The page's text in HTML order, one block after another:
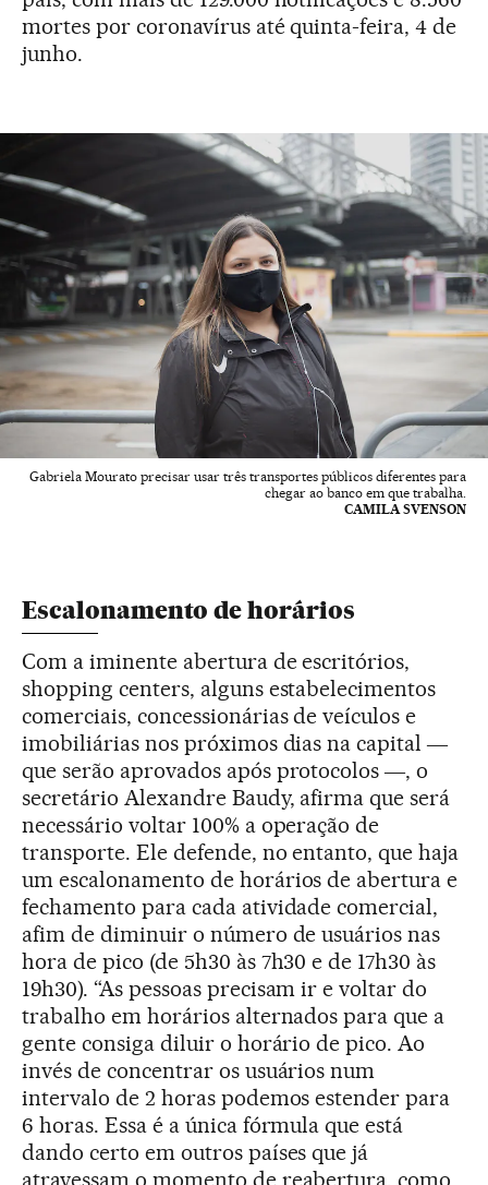
mortes por coronavírus até quinta-feira, 4 de
junho.
Gabriela Mourato precisar usar três transportes públicos diferentes para
chegar ao banco em que trabalha.
CAMILA SVENSON
Escalonamento de horários
Com a iminente abertura de escritórios,
shopping centers, alguns estabelecimentos
comerciais, concessionárias de veículos e
imobiliárias nos próximos dias na capital ―
que serão aprovados após protocolos ―, o
secretário Alexandre Baudy, afirma que será
necessário voltar 100% a operação de
transporte. Ele defende, no entanto, que haja
um escalonamento de horários de abertura e
fechamento para cada atividade comercial,
afim de diminuir o número de usuários nas
hora de pico (de 5h30 às 7h30 e de 17h30 às
19h30). “As pessoas precisam ir e voltar do
trabalho em horários alternados para que a
gente consiga diluir o horário de pico. Ao
invés de concentrar os usuários num
intervalo de 2 horas podemos estender para
6 horas. Essa é a única fórmula que está
dando certo em outros países que já